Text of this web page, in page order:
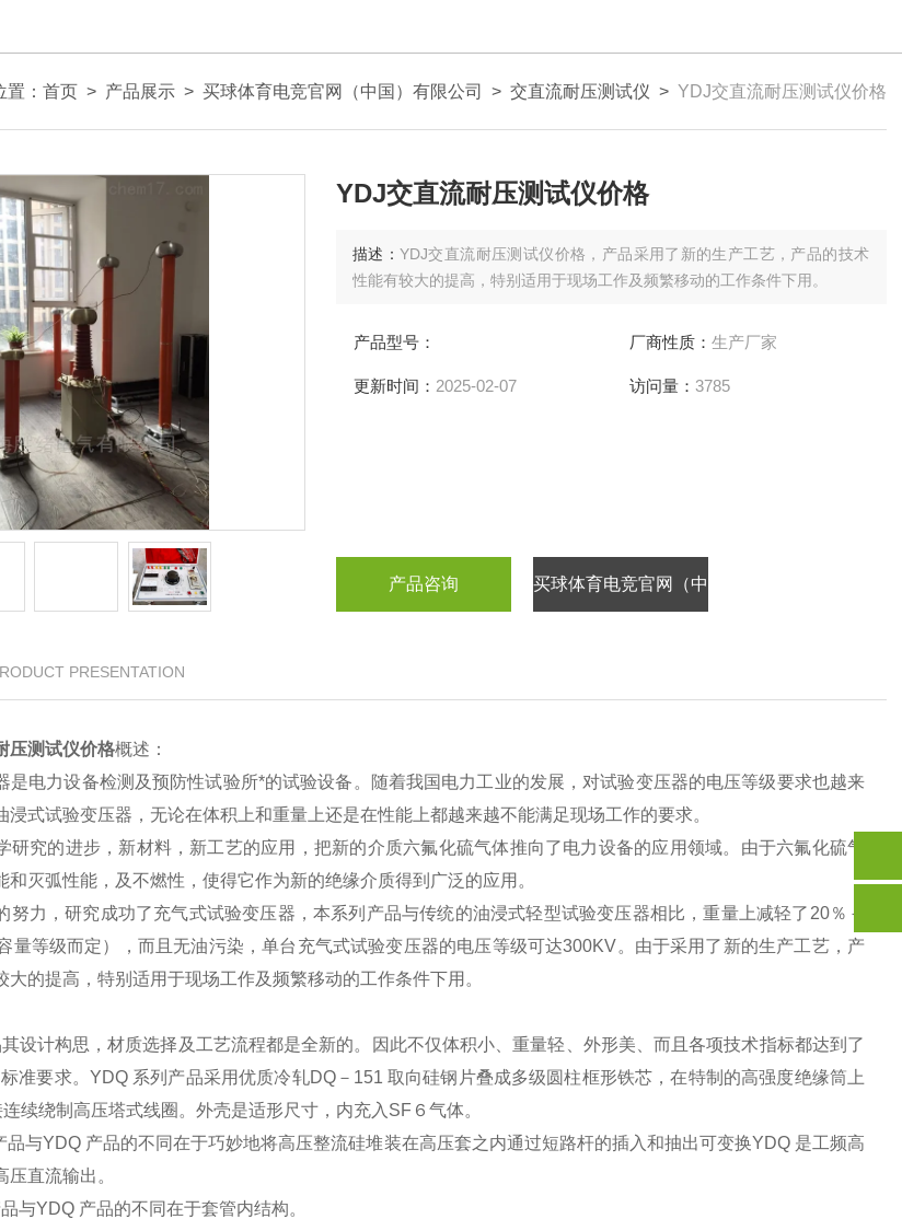
： 首页 > 产品展示 > 买球体育电竞官网（中国）有限公司 > 交直流耐压测试仪 > YDJ交直流耐压测试仪价格
YDJ交直流耐压测试仪价格
描述：YDJ交直流耐压测试仪价格，产品采用了新的生产工艺，产品的技术
性能有较大的提高，特别适用于现场工作及频繁移动的工作条件下用。
产品型号： 厂商性质： 生产厂家
更新时间： 2025-02-07 访问量： 3785
产品咨询 买球体育电竞官网（中
PRESENTATION
压测试仪价格概述：
是电力设备检测及预防性试验所*的试验设备。随着我国电力工业的发展，对试验变压器的电压等级要求也越来
浸式试验变压器，无论在体积上和重量上还是在性能上都越来越不能满足现场工作的要求。
研究的进步，新材料，新工艺的应用，把新的介质六氟化硫气体推向了电力设备的应用领域。由于六氟化硫气
和灭弧性能，及不燃性，使得它作为新的绝缘介质得到广泛的应用。
努力，研究成功了充气式试验变压器，本系列产品与传统的油浸式轻型试验变压器相比，重量上减轻了20％－
量等级而定），而且无油污染，单台充气式试验变压器的电压等级可达300KV。由于采用了新的生产工艺，产
大的提高，特别适用于现场工作及频繁移动的工作条件下用。
设计构思，材质选择及工艺流程都是全新的。因此不仅体积小、重量轻、外形美、而且各项技术指标都达到了
准要求。YDQ 系列产品采用优质冷轧DQ－151 取向硅钢片叠成多级圆柱框形铁芯，在特制的高强度绝缘筒上
续绕制高压塔式线圈。外壳是适形尺寸，内充入SF６气体。
品与YDQ 产品的不同在于巧妙地将高压整流硅堆装在高压套之内通过短路杆的插入和抽出可变换YDQ 是工频高
直流输出。
与YDQ 产品的不同在于套管内结构。